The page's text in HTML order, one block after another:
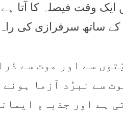
وقت فیصلہ کا آتا
ساتھ سرفرازی کی راہ
سے اور موت سے
سے نبرُد آزما
ہے اور جذبہءِ